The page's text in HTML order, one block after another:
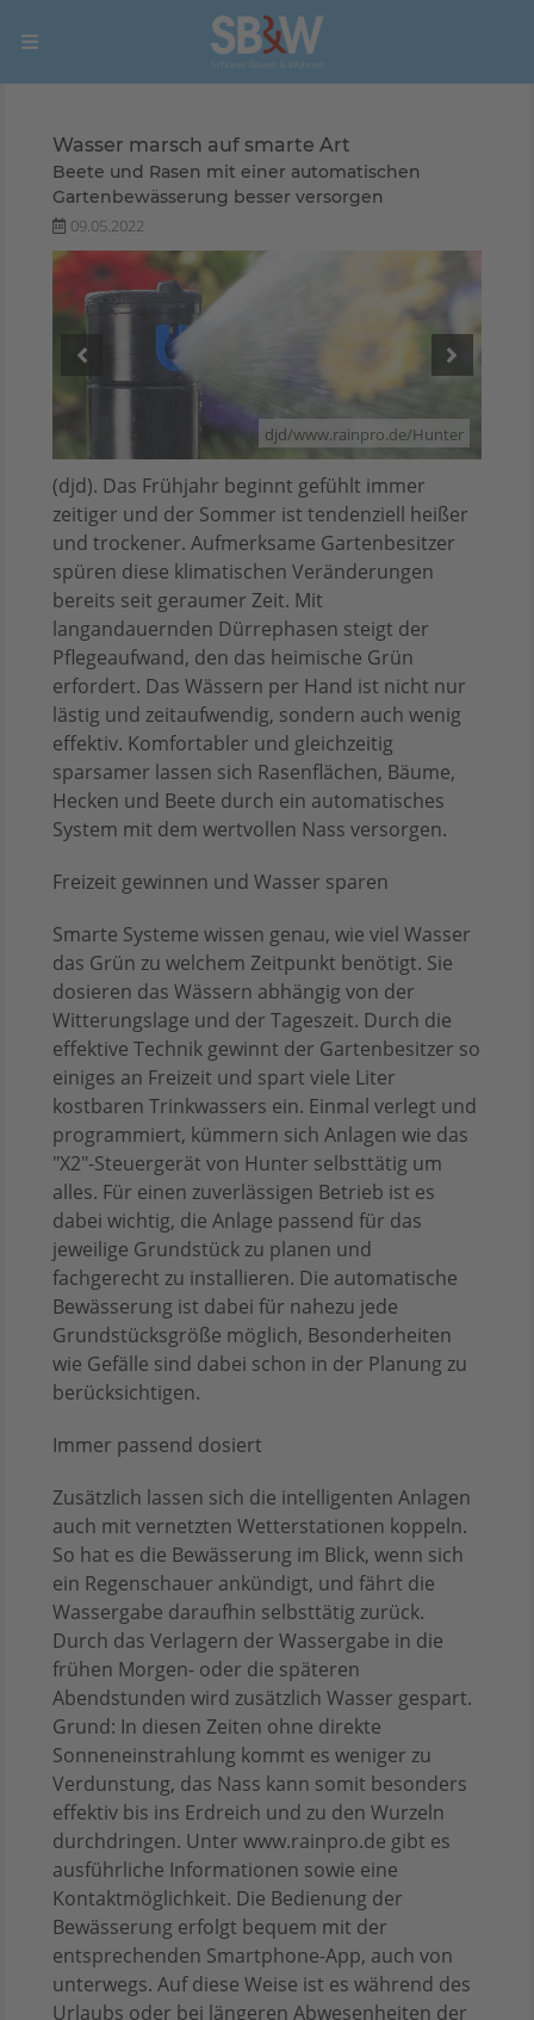
Wasser marsch auf smarte Art
Beete und Rasen mit einer automatischen
Gartenbewässerung besser versorgen
09.05.2022
djd/www.rainpro.de/Hunter
(djd). Das Frühjahr beginnt gefühlt immer
zeitiger und der Sommer ist tendenziell heißer
und trockener. Aufmerksame Gartenbesitzer
spüren diese klimatischen Veränderungen
bereits seit geraumer Zeit. Mit
langandauernden Dürrephasen steigt der
Pflegeaufwand, den das heimische Grün
erfordert. Das Wässern per Hand ist nicht nur
lästig und zeitaufwendig, sondern auch wenig
effektiv. Komfortabler und gleichzeitig
sparsamer lassen sich Rasenflächen, Bäume,
Hecken und Beete durch ein automatisches
System mit dem wertvollen Nass versorgen.
Freizeit gewinnen und Wasser sparen
Smarte Systeme wissen genau, wie viel Wasser
das Grün zu welchem Zeitpunkt benötigt. Sie
dosieren das Wässern abhängig von der
Witterungslage und der Tageszeit. Durch die
effektive Technik gewinnt der Gartenbesitzer so
einiges an Freizeit und spart viele Liter
kostbaren Trinkwassers ein. Einmal verlegt und
programmiert, kümmern sich Anlagen wie das
"X2"-Steuergerät von Hunter selbsttätig um
alles. Für einen zuverlässigen Betrieb ist es
dabei wichtig, die Anlage passend für das
jeweilige Grundstück zu planen und
fachgerecht zu installieren. Die automatische
Bewässerung ist dabei für nahezu jede
Grundstücksgröße möglich, Besonderheiten
wie Gefälle sind dabei schon in der Planung zu
berücksichtigen.
Immer passend dosiert
Zusätzlich lassen sich die intelligenten Anlagen
auch mit vernetzten Wetterstationen koppeln.
So hat es die Bewässerung im Blick, wenn sich
ein Regenschauer ankündigt, und fährt die
Wassergabe daraufhin selbsttätig zurück.
Durch das Verlagern der Wassergabe in die
frühen Morgen- oder die späteren
Abendstunden wird zusätzlich Wasser gespart.
Grund: In diesen Zeiten ohne direkte
Sonneneinstrahlung kommt es weniger zu
Verdunstung, das Nass kann somit besonders
effektiv bis ins Erdreich und zu den Wurzeln
durchdringen. Unter www.rainpro.de gibt es
ausführliche Informationen sowie eine
Kontaktmöglichkeit. Die Bedienung der
Bewässerung erfolgt bequem mit der
entsprechenden Smartphone-App, auch von
unterwegs. Auf diese Weise ist es während des
Urlaubs oder bei längeren Abwesenheiten der